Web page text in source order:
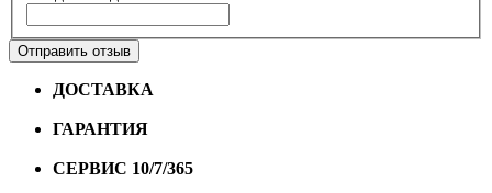
Отправить отзыв
ДОСТАВКА
ГАРАНТИЯ
СЕРВИС 10/7/365